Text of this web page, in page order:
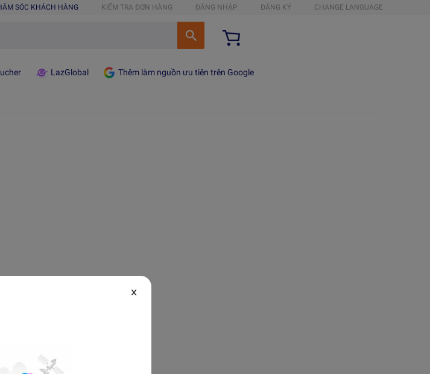
SÓC KHÁCH HÀNG KIỂM TRA ĐƠN HÀNG ĐĂNG NHẬP ĐĂNG KÝ CHANGE LANGUAGE
LazGlobal Thêm làm nguồn ưu tiên trên Google
X